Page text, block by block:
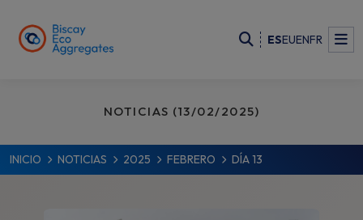
ESEUENFR
NOTICIAS (13/02/2025)
INICIO NOTICIAS 2025 FEBRERO DÍA 13